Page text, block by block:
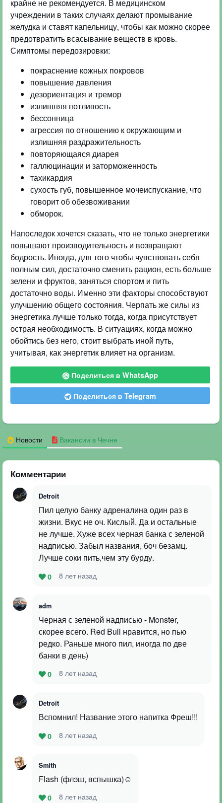
крайне не рекомендуется. В медицинском
учреждении в таких случаях делают промывание
желудка и ставят капельницу, чтобы как можно скорее
предотвратить всасывание веществ в кровь.
Симптомы передозировки:
покраснение кожных покровов
повышение давления
дезориентация и тремор
излишняя потливость
бессонница
агрессия по отношению к окружающим и
излишняя раздражительность
повторяющаяся диарея
галлюцинации и заторможенность
тахикардия
сухость губ, повышенное мочеиспускание, что
говорит об обезвоживании
обморок.
Напоследок хочется сказать, что не только энергетики
повышают производительность и возвращают
бодрость. Иногда, для того чтобы чувствовать себя
полным сил, достаточно сменить рацион, есть больше
зелени и фруктов, заняться спортом и пить
достаточно воды. Именно эти факторы способствуют
улучшению общего состояния. Черпать же силы из
энергетика лучше только тогда, когда присутствует
острая необходимость. В ситуациях, когда можно
обойтись без него, стоит выбрать иной путь,
учитывая, как энергетик влияет на организм.
Поделиться в WhatsApp
Поделиться в Telegram
Новости Вакансии в Чечне
Комментарии
Detroit
Пил целую банку адреналина один раз в
жизни. Вкус не оч. Кислый. Да и остальные
не лучше. Хуже всех черная банка с зеленой
надписью. Забыл названия, боч безамц.
Лучше соки пить,чем эту бурду.
0 8 лет назад
adm
Черная с зеленой надписью - Monster,
скорее всего. Red Bull нравится, но пью
редко. Раньше много пил, иногда по две
банки в день)
0 8 лет назад
Detroit
Вспомнил! Название этого напитка Фреш!!!
0 8 лет назад
Smith
Flash (флэш, вспышка)☺
0 8 лет назад